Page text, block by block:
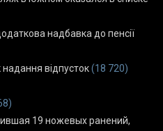
надбавка до пенсії
надання відпусток(18 720)
19 ножевых ранений,